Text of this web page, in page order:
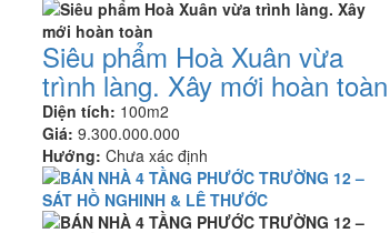
Siêu phẩm Hoà Xuân vừa
trình làng. Xây mới hoàn toàn
Diện tích: 100m2
Giá: 9.300.000.000
Hướng: Chưa xác định